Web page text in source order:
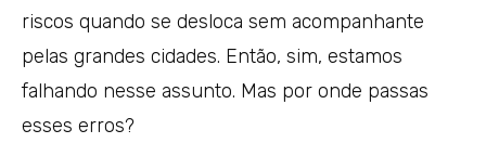
riscos quando se desloca sem acompanhante
pelas grandes cidades. Então, sim, estamos
falhando nesse assunto. Mas por onde passas
esses erros?